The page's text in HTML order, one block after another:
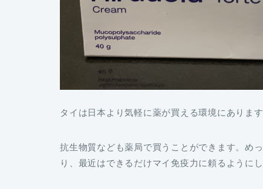
タイは日本より気軽に薬が買える環境にありま
抗生物質なども薬局で買うことができます。め
り、最近はできるだけマイ免疫力に頼るように